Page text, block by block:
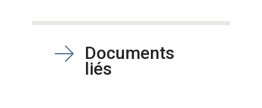
Documents
liés